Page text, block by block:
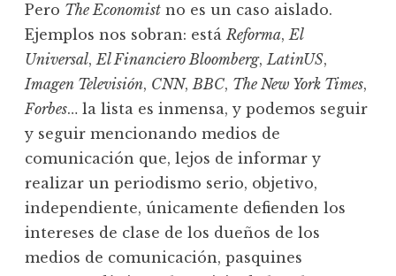
Pero The Economist no es un caso aislado.
Ejemplos nos sobran: estáReforma,El
Universal,El Financiero Bloomberg,LatinUS,
Imagen Televisión, CNN,BBC, The New York Times,
Forbes… la lista es inmensa, y podemos seguir
y seguir mencionando medios de
comunicación que, lejos de informar y
realizar un periodismo serio, objetivo,
independiente, únicamente defienden los
intereses de clase de los dueños de los
medios de comunicación, pasquines